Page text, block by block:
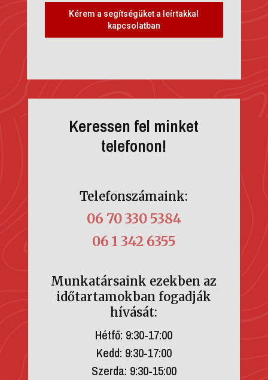
Kérem a segítségüket a leírtakkal
kapcsolatban
Keressen fel minket
telefonon!
Telefonszámaink:
06 70 330 5384
06 1 342 6355
Munkatársaink ezekben az
időtartamokban fogadják
hívását:
Hétfő: 9:30-17:00
Kedd: 9:30-17:00
Szerda: 9:30-15:00